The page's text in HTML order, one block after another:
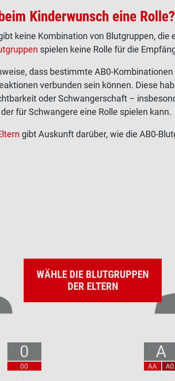
Kinderwunsch eine Rolle?
keine Kombination von Blutgruppen,
spielen keine Rolle für die
dass bestimmte AB0-
verbunden sein können. Diese
oder Schwangerschaft –
für Schwangere eine Rolle spielen kann.
gibt Auskunft darüber, wie die AB0-
WÄHLE DIE BLUTGRUPPEN
DER ELTERN
0
00
A
AA A0